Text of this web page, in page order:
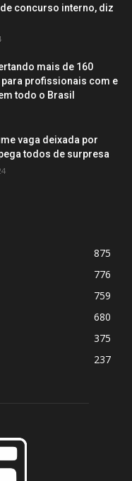
concurso interno, diz
mais de 160
profissionais com e
em todo o Brasil
vaga deixada por
todos de surpresa
875
776
759
680
375
237